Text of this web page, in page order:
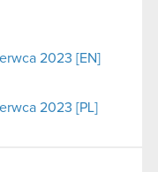
2023 [EN]
2023 [PL]